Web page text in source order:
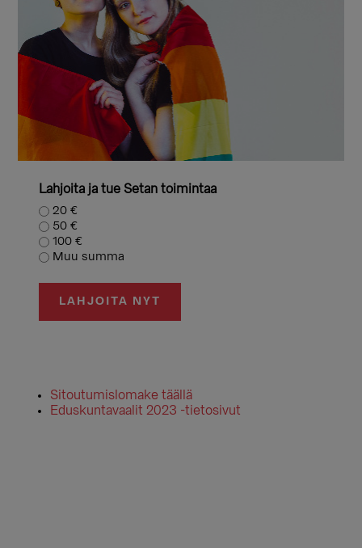
Lahjoita ja tue Setan toimintaa
20 €
50 €
100 €
Muu summa
LAHJOITA NYT
Sitoutumislomake täällä
Eduskuntavaalit 2023 -tietosivut